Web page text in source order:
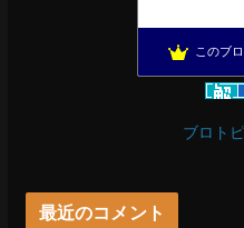
13位 がんばれ
OESセｴ
15位 ぴきょログ
このブ
ブロト
最近のコメント